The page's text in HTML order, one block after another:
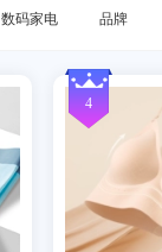
数码家电 品牌
4